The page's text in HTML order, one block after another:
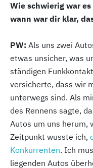
Wie schwierig war
wann war dir klar,
PW: Als uns zwei
etwas unsicher, was
ständigen
versicherte, dass wir
unterwegs sind. Als
des Rennens sagte,
Autos um uns herum,
Zeitpunkt wusste ich,
Konkurrenten. Ich
liegenden Autos